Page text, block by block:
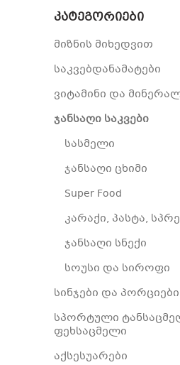
ᲙᲐᲢᲔᲒᲝᲠᲘᲔᲑᲘ
მიზნის მიხედვით
საკვებდანამატები
ვიტამინი და
ჯანსაღი საკვები
სასმელი
ჯანსაღი ცხიმი
Super Food
კარაქი, პასტა,
ჯანსაღი სნექი
სოუსი და სიროფი
სინჯები და პორციები
სპორტული
ფეხსაცმელი
აქსესუარები